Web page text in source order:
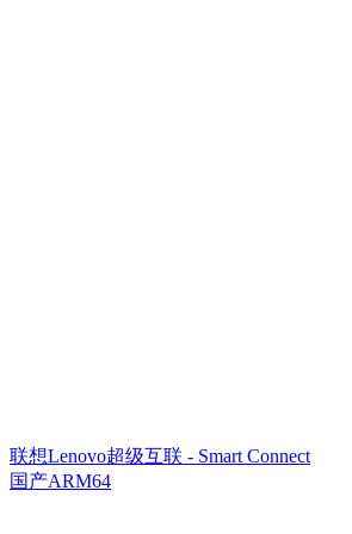
联想Lenovo超级互联 - Smart Connect
国产ARM64